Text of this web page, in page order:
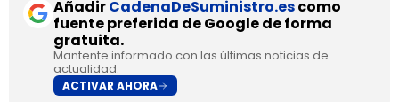
AñadirCadenaDeSuministro.escomo
fuente preferida de Google de forma
gratuita.
Mantente informado con las últimas noticias de
actualidad.
ACTIVAR AHORA